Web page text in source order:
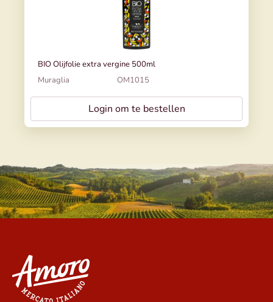
BIO Olijfolie extra vergine 500ml
Muraglia
OM1015
Login om te bestellen